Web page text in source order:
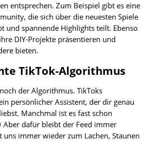
entsprechen. Zum Beispiel gibt es eine
die sich über die neuesten Spiele
und spannende Highlights teilt. Ebenso
DIY-Projekte präsentieren und
bieten.
TikTok-Algorithmus
der Algorithmus. TikToks
persönlicher Assistent, der dir genau
Manchmal ist es fast schon
Aber dafür bleibt der Feed immer
immer wieder zum Lachen, Staunen